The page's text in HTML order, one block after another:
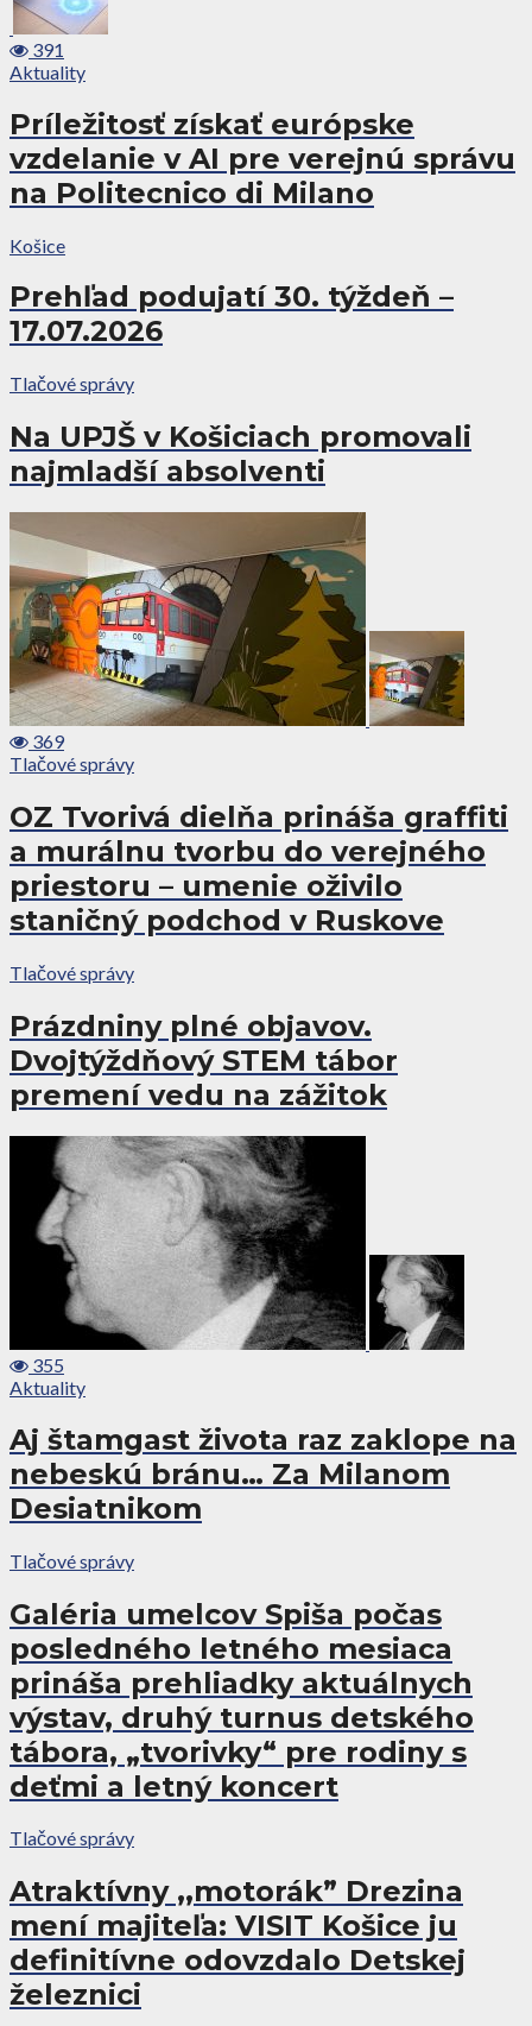
391
Aktuality
Príležitosť získať európske
vzdelanie v AI pre verejnú správu
na Politecnico di Milano
Košice
Prehľad podujatí 30. týždeň –
17.07.2026
Tlačové správy
Na UPJŠ v Košiciach promovali
najmladší absolventi
369
Tlačové správy
OZ Tvorivá dielňa prináša graffiti
a murálnu tvorbu do verejného
priestoru – umenie oživilo
staničný podchod v Ruskove
Tlačové správy
Prázdniny plné objavov.
Dvojtýždňový STEM tábor
premení vedu na zážitok
355
Aktuality
Aj štamgast života raz zaklope na
nebeskú bránu… Za Milanom
Desiatnikom
Tlačové správy
Galéria umelcov Spiša počas
posledného letného mesiaca
prináša prehliadky aktuálnych
výstav, druhý turnus detského
tábora, „tvorivky“ pre rodiny s
deťmi a letný koncert
Tlačové správy
Atraktívny ,,motorák” Drezina
mení majiteľa: VISIT Košice ju
definitívne odovzdalo Detskej
železnici